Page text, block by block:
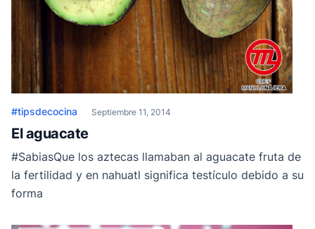
#tipsdecocina Septiembre 11, 2014
El aguacate
#SabiasQue los aztecas llamaban al aguacate fruta de
la fertilidad y en nahuatl significa testículo debido a su
forma